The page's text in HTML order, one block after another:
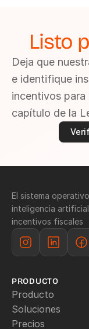
Listo
Deja que
e identifique
incentivos
capítulo de la
El sistema
inteligencia
incentivos fiscales
PRODUCTO
Producto
Soluciones
Precios